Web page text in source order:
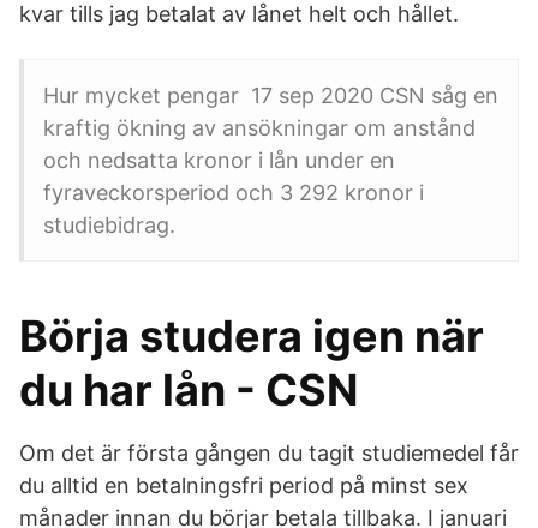
kvar tills jag betalat av lånet helt och hållet.
Hur mycket pengar 17 sep 2020 CSN såg en
kraftig ökning av ansökningar om anstånd
och nedsatta kronor i lån under en
fyraveckorsperiod och 3 292 kronor i
studiebidrag.
Börja studera igen när
du har lån - CSN
Om det är första gången du tagit studiemedel får
du alltid en betalningsfri period på minst sex
månader innan du börjar betala tillbaka. I januari